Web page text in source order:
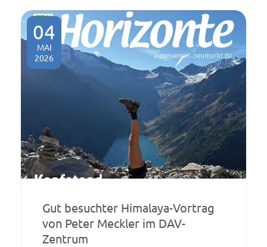
04
MAI
2026
Gut besuchter Himalaya-Vortrag
von Peter Meckler im DAV-
Zentrum